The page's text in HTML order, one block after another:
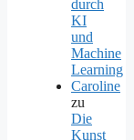
durch
KI
und
Machine
Learning
Caroline
zu
Die
Kunst